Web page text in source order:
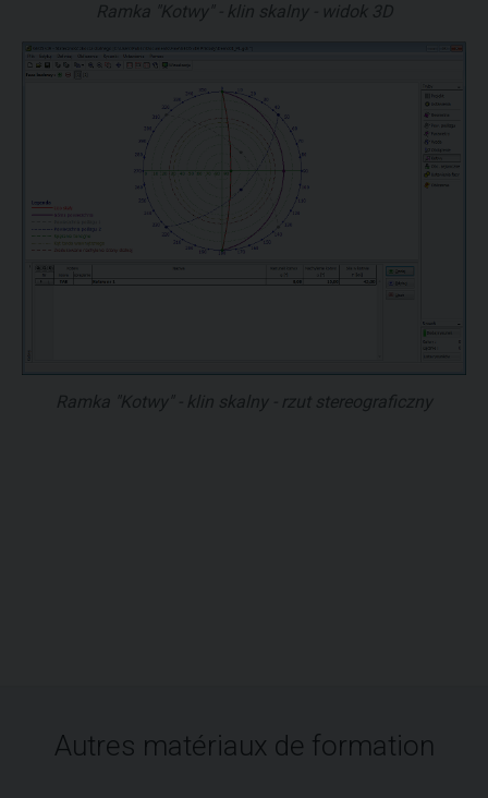
Ramka "Kotwy" - klin skalny - widok 3D
Ramka "Kotwy" - klin skalny - rzut stereograficzny
Autres matériaux de formation